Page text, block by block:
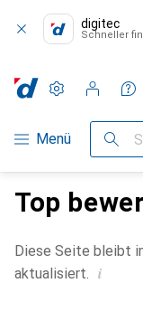
digitec
Schneller
Navigation nach
Menü Suche
Einstellungen
Kundenkonto
Vergleichslisten
Merklisten
Warenkorb
Top
Diese Seite bleibt
aktualisiert. i